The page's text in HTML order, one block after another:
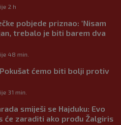
2 h
pobjede priznao: ‘Nisam
trebalo je biti barem dva
48 min.
ćemo biti bolji protiv
31 min.
smiješi se Hajduku: Evo
će zaraditi ako prođu Žalgiris